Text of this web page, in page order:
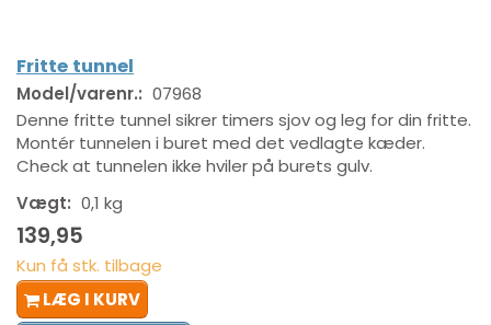
Fritte tunnel
Model/varenr.: 07968
Denne fritte tunnel sikrer timers sjov og leg for din fritte.
Montér tunnelen i buret med det vedlagte kæder.
Check at tunnelen ikke hviler på burets gulv.
Vægt: 0,1 kg
139,95
Kun få stk. tilbage
LÆG I KURV